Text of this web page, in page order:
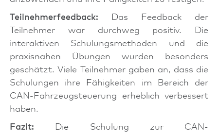
Teilnehmerfeedback: Das Feedback der
Teilnehmer war durchweg positiv. Die
interaktiven Schulungsmethoden und die
praxisnahen Übungen wurden besonders
geschätzt. Viele Teilnehmer gaben an, dass die
Schulungen ihre Fähigkeiten im Bereich der
CAN-Fahrzeugsteuerung erheblich verbessert
haben.
Fazit: Die Schulung zur CAN-